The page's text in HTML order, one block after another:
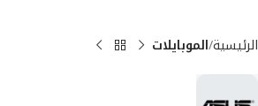
الرئيسية الموبايلات